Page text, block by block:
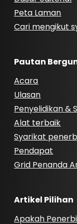
Peta Laman
Cari mengikut
Pautan
Acara
Ulasan
Penyelidikan &
Alat terbaik
Syarikat
Pendapat
Grid Penanda
Artikel Pilihan
Apakah